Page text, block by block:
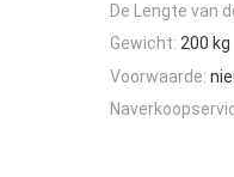
De Lengte van
Gewicht: 200 kg
Voorwaarde: